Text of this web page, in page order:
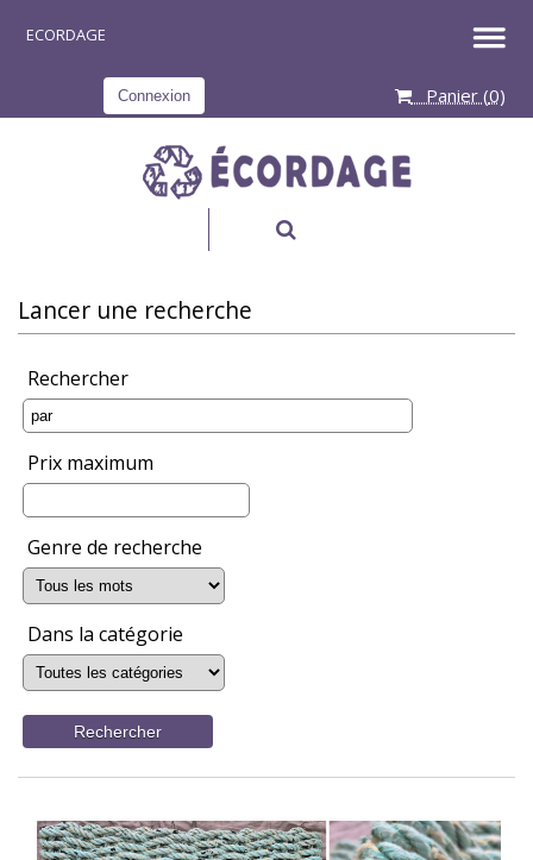
Connexion Panier (0)
Lancer une recherche
Rechercher
Prix maximum
Genre de recherche
Dans la catégorie